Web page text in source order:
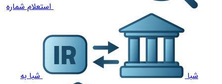
استعلام شماره
شبا شبا به